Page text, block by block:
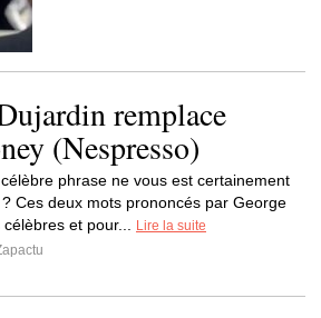
remplace
(Nespresso)
phrase ne vous est certainement
? Ces deux mots prononcés par George
et pour...
Lire la suite